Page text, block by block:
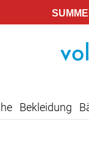
Bekleidung